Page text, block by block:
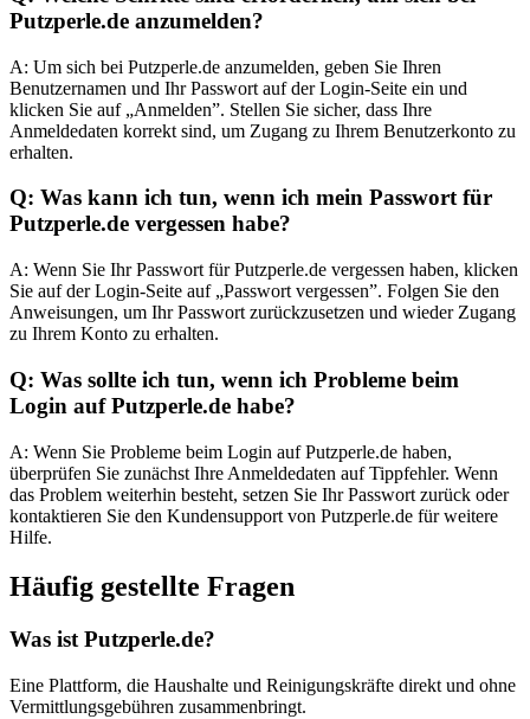
Putzperle.de anzumelden?
A: Um sich bei Putzperle.de anzumelden, geben Sie Ihren
Benutzernamen und Ihr Passwort auf der Login-Seite ein und
klicken Sie auf „Anmelden”. Stellen Sie sicher, dass Ihre
Anmeldedaten korrekt sind, um Zugang zu Ihrem Benutzerkonto zu
erhalten.
Q: Was kann ich tun, wenn ich mein Passwort für
Putzperle.de vergessen habe?
A: Wenn Sie Ihr Passwort für Putzperle.de vergessen haben, klicken
Sie auf der Login-Seite auf „Passwort vergessen”. Folgen Sie den
Anweisungen, um Ihr Passwort zurückzusetzen und wieder Zugang
zu Ihrem Konto zu erhalten.
Q: Was sollte ich tun, wenn ich Probleme beim
Login auf Putzperle.de habe?
A: Wenn Sie Probleme beim Login auf Putzperle.de haben,
überprüfen Sie zunächst Ihre Anmeldedaten auf Tippfehler. Wenn
das Problem weiterhin besteht, setzen Sie Ihr Passwort zurück oder
kontaktieren Sie den Kundensupport von Putzperle.de für weitere
Hilfe.
Häufig gestellte Fragen
Was ist Putzperle.de?
Eine Plattform, die Haushalte und Reinigungskräfte direkt und ohne
Vermittlungsgebühren zusammenbringt.